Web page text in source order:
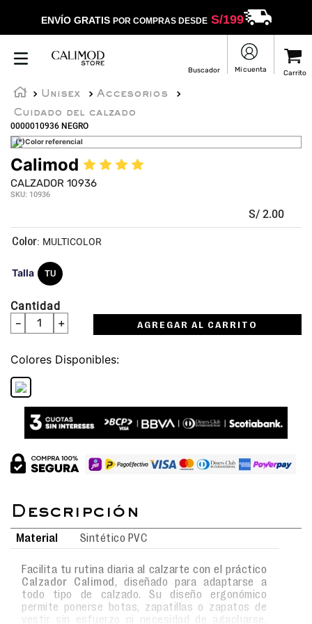
ENVÍO GRATIS POR COMPRAS DESDES/199
Unisex
Accesorios
Cuidado del calzado
0000010936 NEGRO
(*)Color referencial
Calimod ★ ★ ★ ★
CALZADOR 10936
SKU: 10936
S/ 2.00
Talla TU
: MULTICOLOR
Cantidad
＋
－ AGREGAR AL CARRITO
Colores
Facilita tu rutina diaria al calzarte con el práctico
Calzador Calimod, diseñado para adaptarse a
todo tipo de calzado. Su diseño ergonómico
permite ponerse botas, zapatillas o zapatos de
vestir sin esfuerzo ni necesidad de agacharse,
Material Sintético PVC